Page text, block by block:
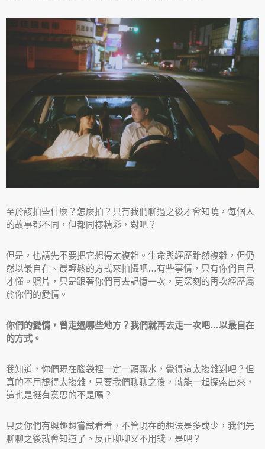
至於該拍些什麼？怎麼拍？只有我們聊過之後才會知曉，每個人
的故事都不同，但都同樣精彩，對吧？
但是，也請先不要把它想得太複雜。生命與經歷雖然複雜，但仍
然以最自在、最輕鬆的方式來拍攝吧…有些事情，只有你們自己
才懂。照片，只是跟著你們再去記憶一次，更深刻的再次經歷屬
於你們的愛情。
你們的愛情，曾走過哪些地方？我們就再去走一次吧…以最自在
的方式。
我知道，你們現在腦袋裡一定一頭霧水，覺得這太複雜對吧？但
真的不用想得太複雜，只要我們聊聊之後，就能一起探索出來，
這也是挺有意思的不是嗎？
只要你們有興趣想嘗試看看，不管現在的想法是多或少，我們先
聊聊之後就會知道了。反正聊聊又不用錢，是吧？